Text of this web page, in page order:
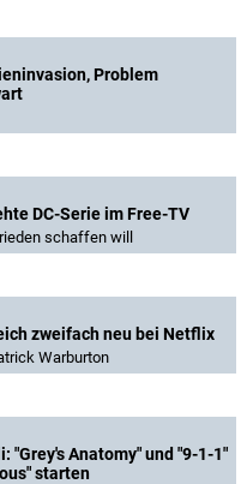
Problem
DC-Serie im Free-TV
schaffen will
zweifach neu bei Netflix
Warburton
Anatomy" und "9-1-1"
starten